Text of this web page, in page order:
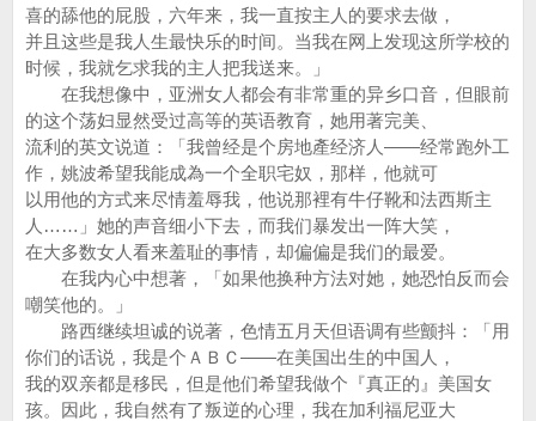
喜的舔他的屁股，六年来，我一直按主人的要求去做，
并且这些是我人生最快乐的时间。当我在网上发现这所学校的
时候，我就乞求我的主人把我送来。」
在我想像中，亚洲女人都会有非常重的异乡口音，但眼前
的这个荡妇显然受过高等的英语教育，她用著完美、
流利的英文说道：「我曾经是个房地產经济人——经常跑外工
作，姚波希望我能成為一个全职宅奴，那样，他就可
以用他的方式来尽情羞辱我，他说那裡有牛仔靴和法西斯主
人……」她的声音细小下去，而我们暴发出一阵大笑，
在大多数女人看来羞耻的事情，却偏偏是我们的最爱。
在我内心中想著，「如果他换种方法对她，她恐怕反而会
嘲笑他的。」
路西继续坦诚的说著，色情五月天但语调有些颤抖：「用
你们的话说，我是个ＡＢＣ——在美国出生的中国人，
我的双亲都是移民，但是他们希望我做个『真正的』美国女
孩。因此，我自然有了叛逆的心理，我在加利福尼亚大